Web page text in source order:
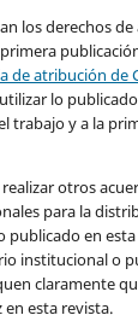
los derechos
de atribución de
lo
trabajo y a la
otros
para la
publicado en
institucional o
claramente
esta revista.